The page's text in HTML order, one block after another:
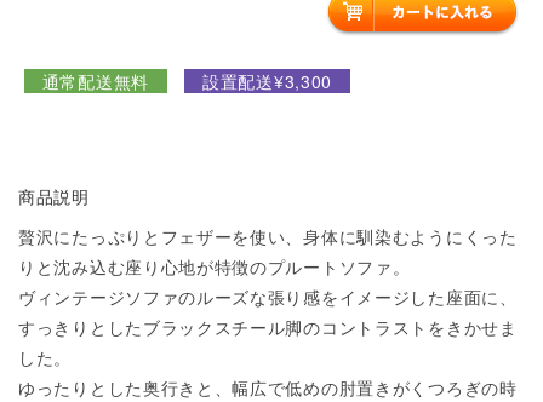
通常配送無料 設置配送¥3,300
商品説明
贅沢にたっぷりとフェザーを使い、身体に馴染むようにくった
りと沈み込む座り心地が特徴のプルートソファ。
ヴィンテージソファのルーズな張り感をイメージした座面に、
すっきりとしたブラックスチール脚のコントラストをきかせま
した。
ゆったりとした奥行きと、幅広で低めの肘置きがくつろぎの時